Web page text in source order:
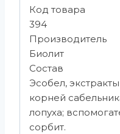
Код товара
394
Производитель
Биолит
Состав
Эсобел,
корней
лопуха;
сорбит.